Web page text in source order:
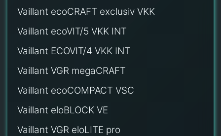
Vaillant ecoCRAFT exclusiv VKK
Vaillant ecoVIT/5 VKK INT
Vaillant ECOVIT/4 VKK INT
Vaillant VGR megaCRAFT
Vaillant ecoCOMPACT VSC
Vaillant eloBLOCK VE
Vaillant VGR eloLITE pro